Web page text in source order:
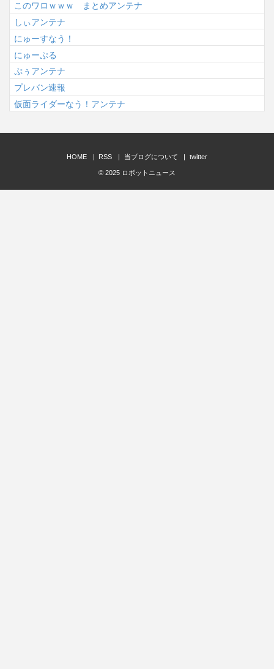
このワロｗｗｗ まとめアンテナ
しぃアンテナ
にゅーすなう！
にゅーぷる
ぷぅアンテナ
プレバン速報
仮面ライダーなう！アンテナ
HOME RSS 当ブログについて twitter
© 2025 ロボットニュース